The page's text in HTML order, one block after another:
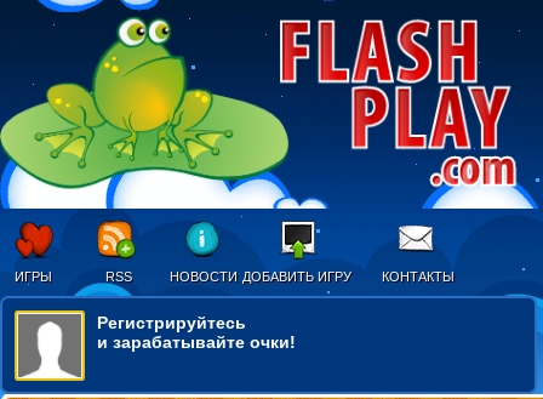
ИГРЫ RSS НОВОСТИ ДОБАВИТЬ ИГРУ КОНТАКТЫ
Регистрируйтесь
и зарабатывайте очки!